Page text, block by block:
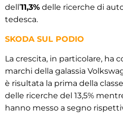
dell’11,3% delle ricerche di
tedesca.
SKODA SUL PODIO
La crescita, in particolare, ha
marchi della galassia
è risultata la prima della
delle ricerche del 13,5%
hanno messo a segno